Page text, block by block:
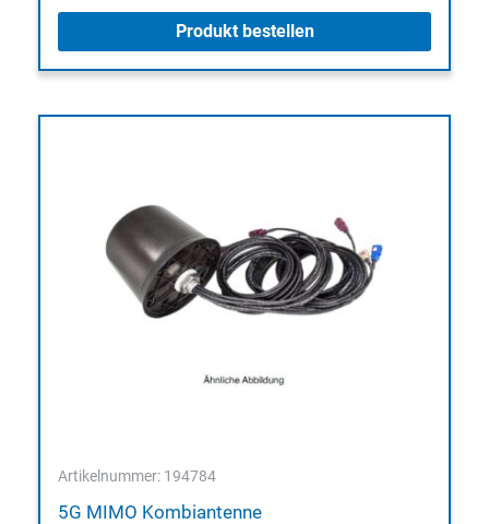
Produkt bestellen
Artikelnummer: 194784
5G MIMO Kombiantenne